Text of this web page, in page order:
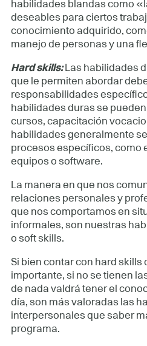
habilidades blandas como
deseables para ciertos
conocimiento adquirido,
manejo de personas y una
Hard skills:Las habilidades
que le permiten abordar
responsabilidades
habilidades duras se
cursos, capacitación
habilidades generalmente
procesos específicos, como
equipos o software.
La manera en que nos
relaciones personales y
que nos comportamos en
informales, son nuestras
o soft skills.
Si bien contar con hard skills
importante, si no se tienen
de nada valdrá tener el
día, son más valoradas las
interpersonales que saber
programa.